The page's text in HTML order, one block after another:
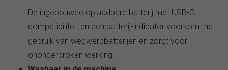
De ingebouwde oplaadbare batterij met USB-C
compatibiliteit en een batterij-indicator voorkomt het
gebruik van wegwerpbatterijen en zorgt voor
ononderbroken werking.